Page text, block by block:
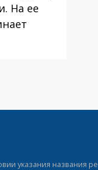
На ее
указания названия